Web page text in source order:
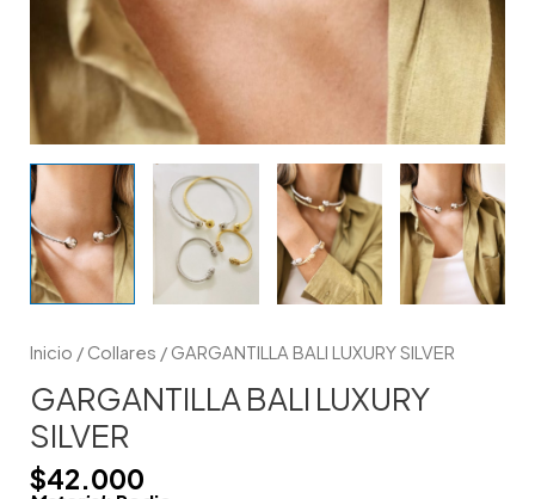
Inicio / Collares / GARGANTILLA BALI LUXURY SILVER
GARGANTILLA BALI LUXURY
SILVER
$42.000